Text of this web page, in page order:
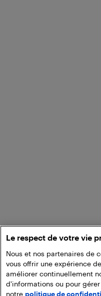
Le respect de votre vie
Nous et nos partenaires de
vous offrir une expérience
améliorer continuellement
d'informations ou pour
notre politique de